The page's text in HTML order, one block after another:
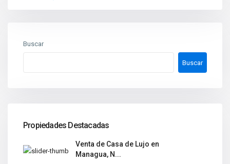
Buscar
Buscar
Propiedades Destacadas
Venta de Casa de Lujo en
Managua, N...